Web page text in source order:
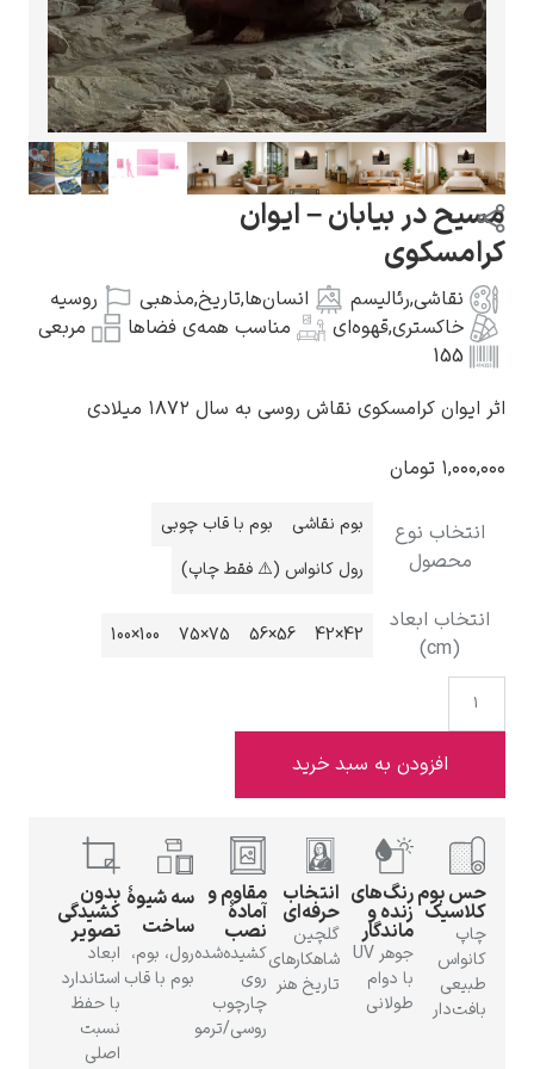
گوستاو کلیمت
ادوارد مونک
کامی پیسارو
ادگار دگا
مسیح در بیابان – ایوان
کرامسکوی
نقاشی,رئالیسم انسان‌ها,تاریخ,مذهبی
روسیه
خاکستری,قهوه‌ای مناسب همه‌ی فضاها
مربعی
155
اثر ایوان کرامسکوی نقاش روسی به سال ۱۸۷۲ میلادی
۱,۰۰۰,۰۰۰ تومان
انتخاب نوع
محصول
بوم نقاشی
بوم با قاب چوبی
رول کانواس (⚠️ فقط چاپ)
انتخاب ابعاد
(cm)
42×42
56×56
75×75
100×100
افزودن به سبد خرید
حس بوم
کلاسیک
چاپ
کانواس
طبیعی
بافت‌دار
رنگ‌های
زنده و
ماندگار
جوهر UV
با دوام
طولانی
انتخاب
حرفه‌ای
گلچین
شاهکارهای
تاریخ هنر
مقاوم و
آمادهٔ
نصب
کشیده‌شده
روی
چارچوب
روسی/ترمو
سه شیوهٔ
ساخت
رول، بوم،
بوم با قاب
بدون
کشیدگی
تصویر
ابعاد
استاندارد
با حفظ
نسبت
اصلی